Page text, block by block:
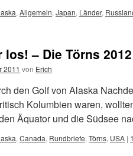
, Allgemein, Japan, Länder,
– Die Törns 2012
2011 von Erich
den Golf von Alaska
Kolumbien waren,
Äquator und die Südsee
, Canada, Rundbriefe, Törns, USA |